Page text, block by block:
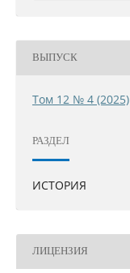
ВЫПУСК
Том 12 № 4 (2025)
РАЗДЕЛ
ИСТОРИЯ
ЛИЦЕНЗИЯ